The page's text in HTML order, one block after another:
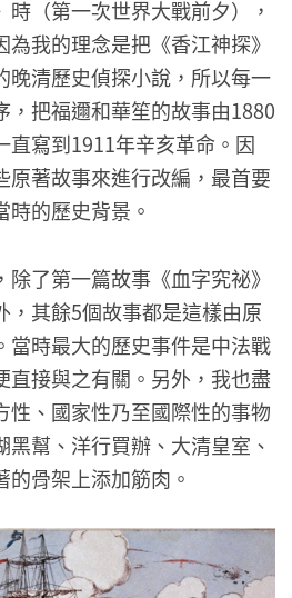
（第一次世界大戰前夕），
我的理念是把《香江神探》
晚清歷史偵探小說，所以每一
，把福邇和華笙的故事由1880
直寫到1911年辛亥革命。因
原著故事來進行改編，最首要
的歷史背景。
了第一篇故事《血字究祕》
，其餘5個故事都是這樣由原
當時最大的歷史事件是中法戰
直接與之有關。另外，我也盡
性、國家性乃至國際性的事物
幫、洋行買辦、大清皇室、
骨架上添加筋肉。